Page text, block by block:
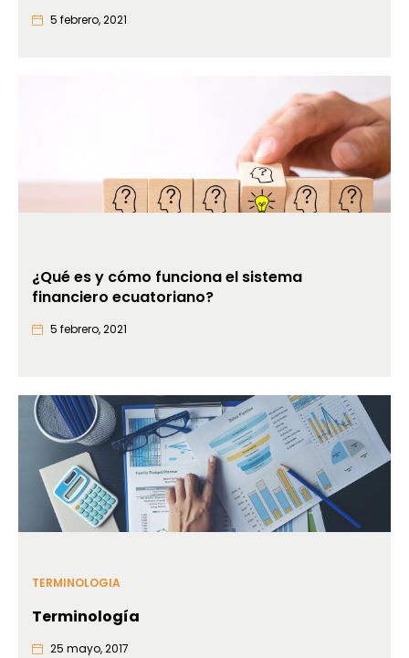
5 febrero, 2021
¿Qué es y cómo funciona el sistema
financiero ecuatoriano?
5 febrero, 2021
TERMINOLOGIA
Terminología
25 mayo, 2017